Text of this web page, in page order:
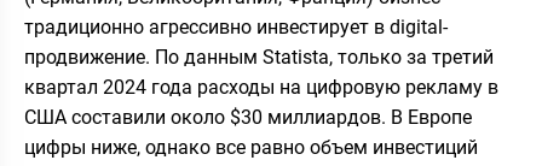
традиционно агрессивно инвестирует в digital-
продвижение. По данным Statista, только за третий
квартал 2024 года расходы на цифровую рекламу в
США составили около $30 миллиардов. В Европе
цифры ниже, однако все равно объем инвестиций